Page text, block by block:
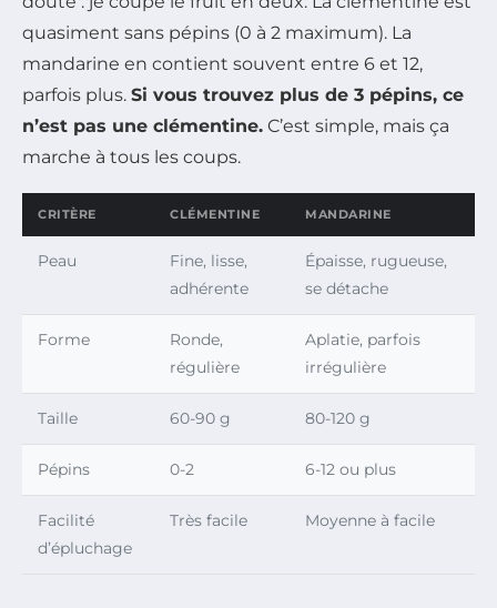
quasiment sans pépins (0 à 2 maximum). La
mandarine en contient souvent entre 6 et 12,
parfois plus. Si vous trouvez plus de 3 pépins, ce
n’est pas une clémentine. C’est simple, mais ça
marche à tous les coups.
CRITÈRE CLÉMENTINE MANDARINE
Peau
Fine, lisse,
adhérente
Épaisse, rugueuse,
se détache
Forme
Ronde,
régulière
Aplatie, parfois
irrégulière
Taille 60-90 g 80-120 g
Pépins 0-2 6-12 ou plus
Facilité
d’épluchage
Très facile Moyenne à facile